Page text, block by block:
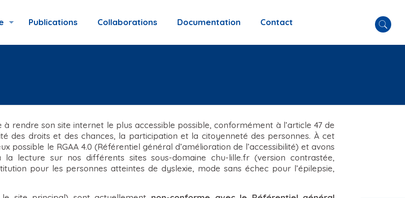
Publications Collaborations Documentation Contact
rendre son site internet le plus accessible possible, conformément à l’article 47 de
des droits et des chances, la participation et la citoyenneté des personnes. À cet
possible le RGAA 4.0 (Référentiel général d’amélioration de l’accessibilité) et avons
lecture sur nos différents sites sous-domaine chu-lille.fr (version contrastée,
pour les personnes atteintes de dyslexie, mode sans échec pour l’épilepsie,